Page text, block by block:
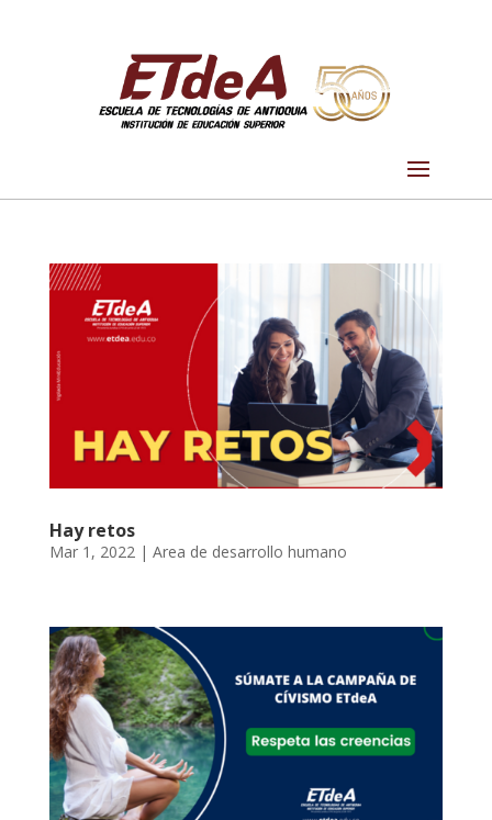
Hay retos
Mar 1, 2022| Area de desarrollo humano